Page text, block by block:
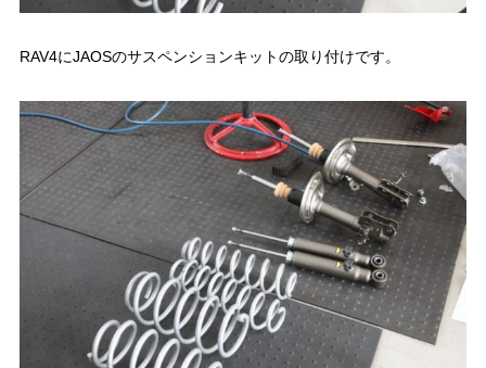
RAV4にJAOSのサスペンションキットの取り付けです。